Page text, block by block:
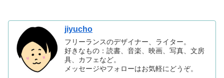
jiyucho
フリーランスのデザイナー、ライター。
好きなもの：読書、音楽、映画、写真、文房
具、カフェなど。
メッセージやフォローはお気軽にどうぞ。